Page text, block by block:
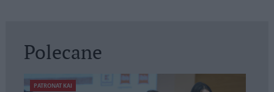
Polecane
PATRONAT KAI